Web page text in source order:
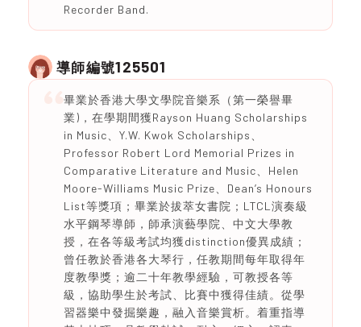
Recorder Band.
導師編號125501
畢業於香港大學文學院音樂系（第一榮譽畢
業)，在學期間獲Rayson Huang Scholarships
in Music、Y.W. Kwok Scholarships、
Professor Robert Lord Memorial Prizes in
Comparative Literature and Music、Helen
Moore-Williams Music Prize、Dean’s Honours
List等獎項；畢業於拔萃女書院；LTCL演奏級
水平鋼琴導師，師承演藝學院、中文大學教
授，在各等級考試均獲distinction優異成績；
曾任教於香港各大琴行，任教期間每年取得年
度教學獎；逾二十年教學經驗，可教授各等
級，協助學生於考試、比賽中獲得佳績。從學
習器樂中發掘樂趣，融入音樂賞析。着重指導